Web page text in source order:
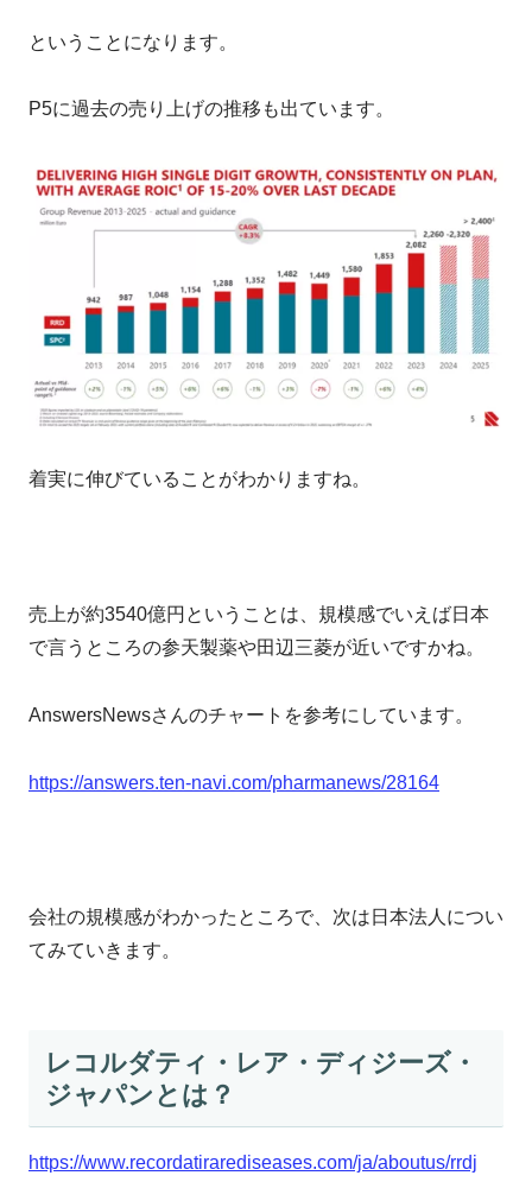
ということになります。
P5に過去の売り上げの推移も出ています。
着実に伸びていることがわかりますね。
売上が約3540億円ということは、規模感でいえば日本
で言うところの参天製薬や田辺三菱が近いですかね。
AnswersNewsさんのチャートを参考にしています。
https://answers.ten-navi.com/pharmanews/28164
会社の規模感がわかったところで、次は日本法人につい
てみていきます。
レコルダティ・レア・ディジーズ・
ジャパンとは？
https://www.recordatirarediseases.com/ja/aboutus/rrdj